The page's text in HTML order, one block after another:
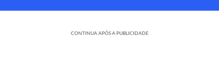
CONTINUA APÓS A PUBLICIDADE